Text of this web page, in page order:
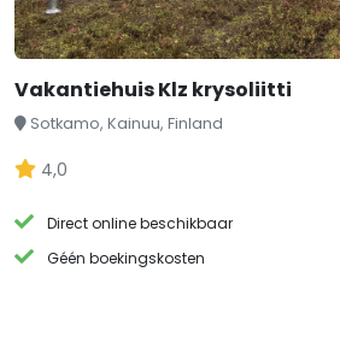
Vakantiehuis Klz krysoliitti
Sotkamo, Kainuu, Finland
4,0
Direct online beschikbaar
Géén boekingskosten